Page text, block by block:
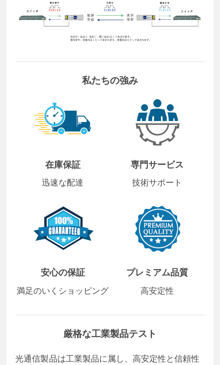
私たちの強み
在庫保証
迅速な配達
専門サービス
技術サポート
安心の保証
満足のいくショッピング
プレミアム品質
高安定性
厳格な工業製品テスト
光通信製品は工業製品に属し、高安定性と信頼性